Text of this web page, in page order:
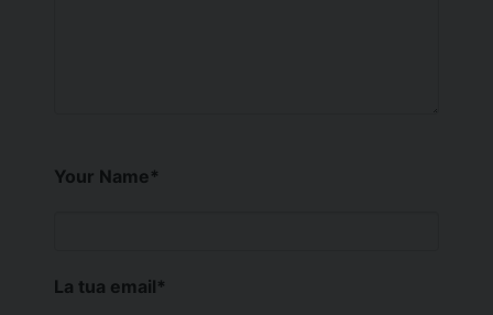
Your Name*
La tua email*